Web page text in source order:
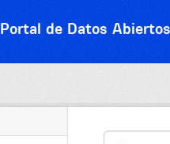
Portal de Datos Abiertos